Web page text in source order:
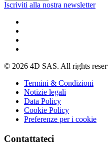
Iscriviti alla nostra newsletter
© 2026 4D SAS. All rights
Termini & Condizioni
Notizie legali
Data Policy
Cookie Policy
Preferenze per i cookie
Contattateci